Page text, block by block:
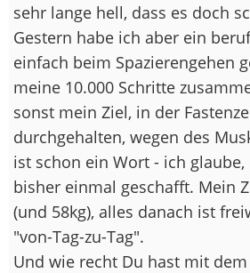
sehr lange hell, dass es doch
Gestern habe ich aber ein
einfach beim Spazierengehen
meine 10.000 Schritte
sonst mein Ziel, in der
durchgehalten, wegen des
ist schon ein Wort - ich glaube,
bisher einmal geschafft. Mein
(und 58kg), alles danach ist
"von-Tag-zu-Tag".
Und wie recht Du hast mit